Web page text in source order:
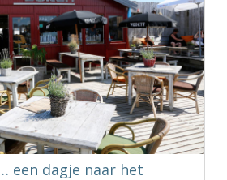
een dagje naar het